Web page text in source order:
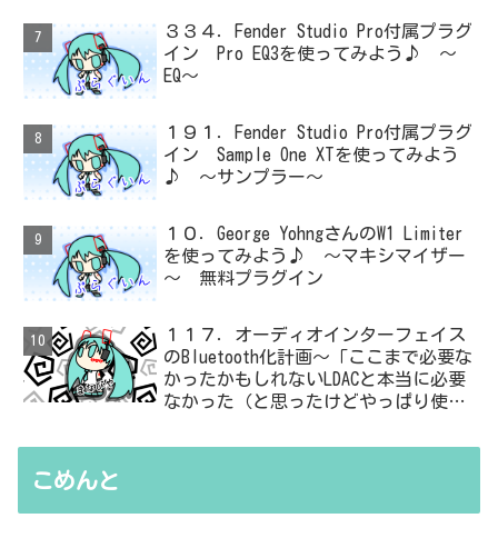
３３４．Fender Studio Pro付属プラグ
イン Pro EQ3を使ってみよう♪ ～
EQ～
１９１．Fender Studio Pro付属プラグ
イン Sample One XTを使ってみよう
♪ ～サンプラー～
１０．George YohngさんのW1 Limiter
を使ってみよう♪ ～マキシマイザー
～ 無料プラグイン
１１７．オーディオインターフェイス
のBluetooth化計画～「ここまで必要な
かったかもしれないLDACと本当に必要
なかった（と思ったけどやっぱり使っ
無駄を重ねた結論はシンプルだった
こめんと